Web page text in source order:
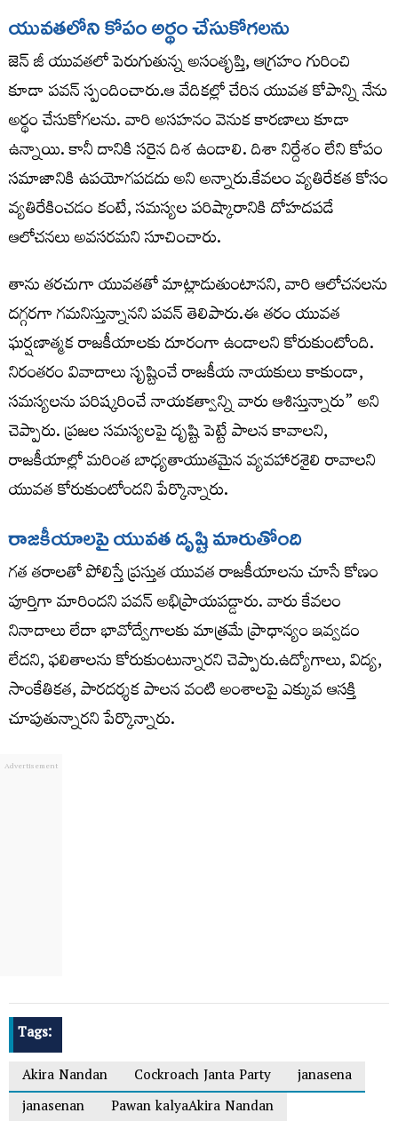
యువతలోని కోపం అర్థం చేసుకోగలను
జెన్ జీ యువతలో పెరుగుతున్న అసంతృప్తి, ఆగ్రహం గురించి
కూడా పవన్ స్పందించారు.ఆ వేదికల్లో చేరిన యువత కోపాన్ని నేను
అర్థం చేసుకోగలను. వారి అసహనం వెనుక కారణాలు కూడా
ఉన్నాయి. కానీ దానికి సరైన దిశ ఉండాలి. దిశా నిర్దేశం లేని కోపం
సమాజానికి ఉపయోగపడదు అని అన్నారు.కేవలం వ్యతిరేకత కోసం
వ్యతిరేకించడం కంటే, సమస్యల పరిష్కారానికి దోహదపడే
ఆలోచనలు అవసరమని సూచించారు.
తాను తరచుగా యువతతో మాట్లాడుతుంటానని, వారి ఆలోచనలను
దగ్గరగా గమనిస్తున్నానని పవన్ తెలిపారు.ఈ తరం యువత
ఘర్షణాత్మక రాజకీయాలకు దూరంగా ఉండాలని కోరుకుంటోంది.
నిరంతరం వివాదాలు సృష్టించే రాజకీయ నాయకులు కాకుండా,
సమస్యలను పరిష్కరించే నాయకత్వాన్ని వారు ఆశిస్తున్నారు” అని
చెప్పారు. ప్రజల సమస్యలపై దృష్టి పెట్టే పాలన కావాలని,
రాజకీయాల్లో మరింత బాధ్యతాయుతమైన వ్యవహారశైలి రావాలని
యువత కోరుకుంటోందని పేర్కొన్నారు.
రాజకీయాలపై యువత దృష్టి మారుతోంది
గత తరాలతో పోలిస్తే ప్రస్తుత యువత రాజకీయాలను చూసే కోణం
పూర్తిగా మారిందని పవన్ అభిప్రాయపడ్డారు. వారు కేవలం
నినాదాలు లేదా భావోద్వేగాలకు మాత్రమే ప్రాధాన్యం ఇవ్వడం
లేదని, ఫలితాలను కోరుకుంటున్నారని చెప్పారు.ఉద్యోగాలు, విద్య,
సాంకేతికత, పారదర్శక పాలన వంటి అంశాలపై ఎక్కువ ఆసక్తి
చూపుతున్నారని పేర్కొన్నారు.
Tags:
Akira Nandan
Cockroach Janta Party
janasena
janasenan
Pawan kalyaAkira Nandan